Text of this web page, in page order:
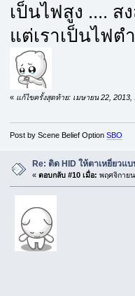
เป็นไฟสูง ....
แต่เราเป็นไฟต
« แก้ไขครั้งสุดท้าย: เมษายน 22, 2013,
Post by Scene Belief Option SBO
Re: ติด HID ให้ตาเหยี่ยวแ
« ตอบกลับ #10 เมื่อ: พฤศจิกาย